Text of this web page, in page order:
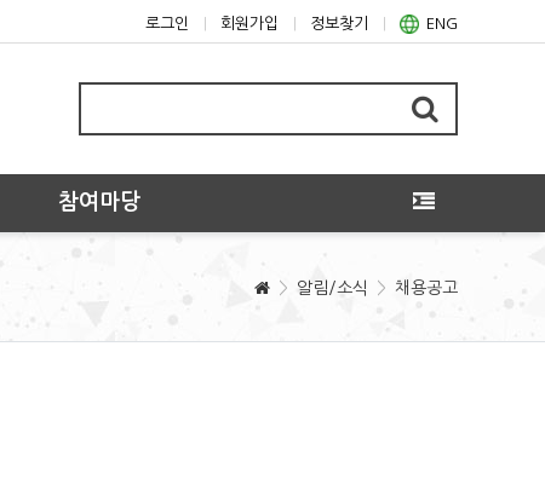
로그인 회원가입 정보찾기 ENG
참여마당
알림/소식 채용공고